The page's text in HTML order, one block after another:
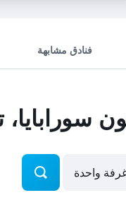
فنادق مشابهة